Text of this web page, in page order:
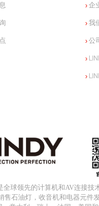
企
我
公
全球领先的计算机和AV连接技
售石油灯，收音机和电器元件